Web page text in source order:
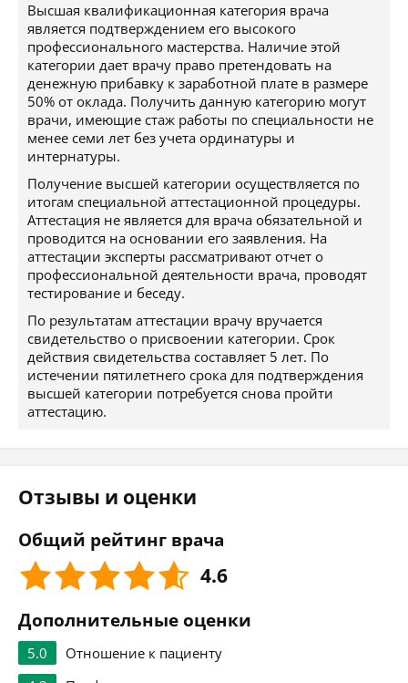
Высшая квалификационная категория врача
является подтверждением его высокого
профессионального мастерства. Наличие этой
категории дает врачу право претендовать на
денежную прибавку к заработной плате в размере
50% от оклада. Получить данную категорию могут
врачи, имеющие стаж работы по специальности не
менее семи лет без учета ординатуры и
интернатуры.
Получение высшей категории осуществляется по
итогам специальной аттестационной процедуры.
Аттестация не является для врача обязательной и
проводится на основании его заявления. На
аттестации эксперты рассматривают отчет о
профессиональной деятельности врача, проводят
тестирование и беседу.
По результатам аттестации врачу вручается
свидетельство о присвоении категории. Срок
действия свидетельства составляет 5 лет. По
истечении пятилетнего срока для подтверждения
высшей категории потребуется снова пройти
аттестацию.
Отзывы и оценки
Общий рейтинг врача
4.6
Дополнительные оценки
5.0
Отношение к пациенту